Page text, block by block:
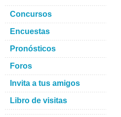
Concursos
Encuestas
Pronósticos
Foros
Invita a tus amigos
Libro de visitas